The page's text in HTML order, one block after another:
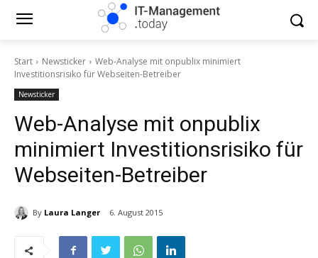
Start Newsticker
Web-Analyse mit onpublix minimiert
Investitionsrisiko für Webseiten-Betreiber
Newsticker
Web-Analyse mit onpublix
minimiert Investitionsrisiko für
Webseiten-Betreiber
By Laura Langer 6. August 2015